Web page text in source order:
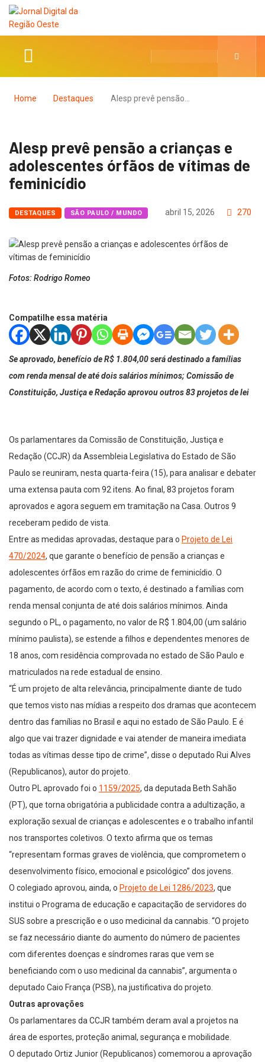
Home Destaques Alesp prevê pensão…
Alesp prevê pensão a crianças e
adolescentes órfãos de vítimas de
feminicídio
DESTAQUES SÃO PAULO / MUNDO abril 15, 2026 270
Fotos: Rodrigo Romeo
Compatilhe essa matéria
Se aprovado, benefício de R$ 1.804,00 será destinado a famílias
com renda mensal de até dois salários mínimos; Comissão de
Constituição, Justiça e Redação aprovou outros 83 projetos de lei
Os parlamentares da Comissão de Constituição, Justiça e
Redação (CCJR) da Assembleia Legislativa do Estado de São
Paulo se reuniram, nesta quarta-feira (15), para analisar e debater
uma extensa pauta com 92 itens. Ao final, 83 projetos foram
aprovados e agora seguem em tramitação na Casa. Outros 9
receberam pedido de vista.
Entre as medidas aprovadas, destaque para o Projeto de Lei
470/2024, que garante o benefício de pensão a crianças e
adolescentes órfãos em razão do crime de feminicídio. O
pagamento, de acordo com o texto, é destinado a famílias com
renda mensal conjunta de até dois salários mínimos. Ainda
segundo o PL, o pagamento, no valor de R$ 1.804,00 (um salário
mínimo paulista), se estende a filhos e dependentes menores de
18 anos, com residência comprovada no estado de São Paulo e
matriculados na rede estadual de ensino.
“É um projeto de alta relevância, principalmente diante de tudo
que temos visto nas mídias a respeito dos dramas que acontecem
dentro das famílias no Brasil e aqui no estado de São Paulo. E é
algo que vai trazer dignidade e vai atender de maneira imediata
todas as vítimas desse tipo de crime”, disse o deputado Rui Alves
(Republicanos), autor do projeto.
Outro PL aprovado foi o 1159/2025, da deputada Beth Sahão
(PT), que torna obrigatória a publicidade contra a adultização, a
exploração sexual de crianças e adolescentes e o trabalho infantil
nos transportes coletivos. O texto afirma que os temas
“representam formas graves de violência, que comprometem o
desenvolvimento físico, emocional e psicológico” dos jovens.
O colegiado aprovou, ainda, o Projeto de Lei 1286/2023, que
institui o Programa de educação e capacitação de servidores do
SUS sobre a prescrição e o uso medicinal da cannabis. “O projeto
se faz necessário diante do aumento do número de pacientes
com diferentes doenças e síndromes raras que vem se
beneficiando com o uso medicinal da cannabis”, argumenta o
deputado Caio França (PSB), na justificativa do projeto.
Outras aprovações
Os parlamentares da CCJR também deram aval a projetos na
área de esportes, proteção animal, segurança e mobilidade.
O deputado Ortiz Junior (Republicanos) comemorou a aprovação